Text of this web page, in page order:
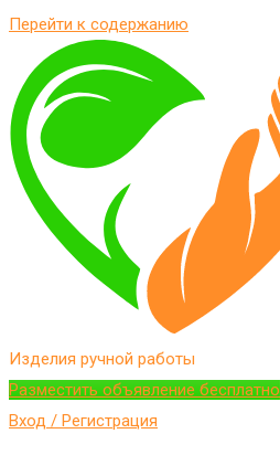
Перейти к содержанию
Изделия ручной работы
Разместить объявление бесплатно
Вход / Регистрация